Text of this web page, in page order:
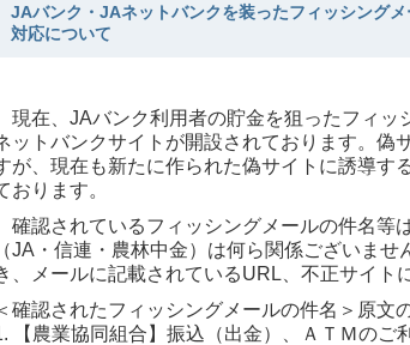
JAバンク・JAネットバンクを装ったフィッシング
対応について
現在、JAバンク利用者の貯金を狙ったフィッ
ットバンクサイトが開設されております。偽
が、現在も新たに作られた偽サイトに誘導す
おります。
確認されているフィッシングメールの件名等
（JA・信連・農林中金）は何ら関係ございま
、メールに記載されているURL、不正サイト
確認されたフィッシングメールの件名＞原文
【農業協同組合】振込（出金）、ＡＴＭのご